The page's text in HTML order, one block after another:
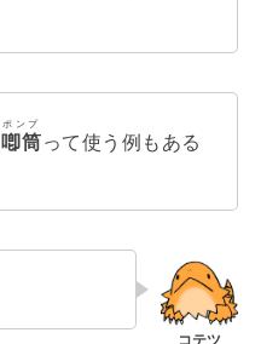
喞筒
ポンプ
って使う例もある